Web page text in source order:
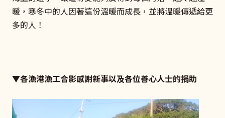
暖，寒冬中的人因著這份溫暖而成長，並將溫暖傳遞給更
多的人！
▼各漁港漁工合影感謝新事以及各位善心人士的捐助